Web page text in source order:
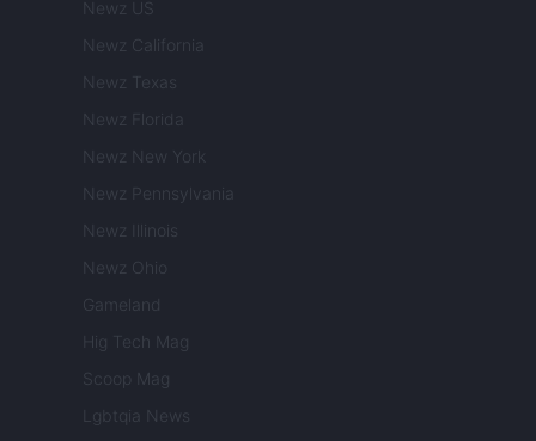
Newz US
Newz California
Newz Texas
Newz Florida
Newz New York
Newz Pennsylvania
Newz Illinois
Newz Ohio
Gameland
Hig Tech Mag
Scoop Mag
Lgbtqia News